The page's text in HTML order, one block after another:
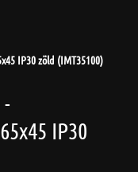
IP30 zöld (IMT35100)
IP30